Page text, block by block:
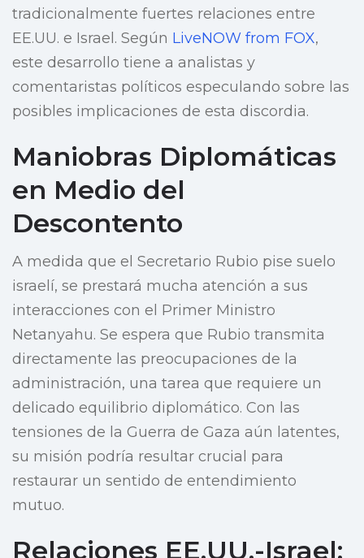
tradicionalmente fuertes relaciones entre
EE.UU. e Israel. Según LiveNOW from FOX,
este desarrollo tiene a analistas y
comentaristas políticos especulando sobre las
posibles implicaciones de esta discordia.
Maniobras Diplomáticas
en Medio del
Descontento
A medida que el Secretario Rubio pise suelo
israelí, se prestará mucha atención a sus
interacciones con el Primer Ministro
Netanyahu. Se espera que Rubio transmita
directamente las preocupaciones de la
administración, una tarea que requiere un
delicado equilibrio diplomático. Con las
tensiones de la Guerra de Gaza aún latentes,
su misión podría resultar crucial para
restaurar un sentido de entendimiento
mutuo.
Relaciones EE.UU.-Israel: